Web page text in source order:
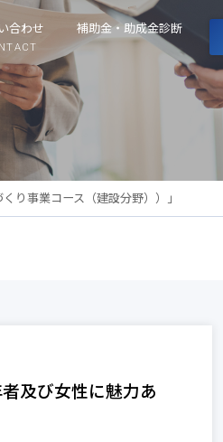
合わせ 補助金・助成金診断
り事業コース（建設分野））」
及び女性に魅力あ